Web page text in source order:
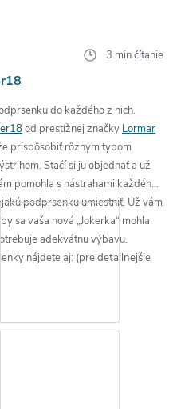
3 min čítanie
do každého z nich.
od prestížnej značky Lormar
prispôsobiť rôznym typom
Stačí si ju objednať a už
pomohla s nástrahami každého
podprsenku umiestniť. Už vám
sa vaša nová „Jokerka“ mohla
adekvátnu výbavu.
nájdeteaj: (pre detailnejšie